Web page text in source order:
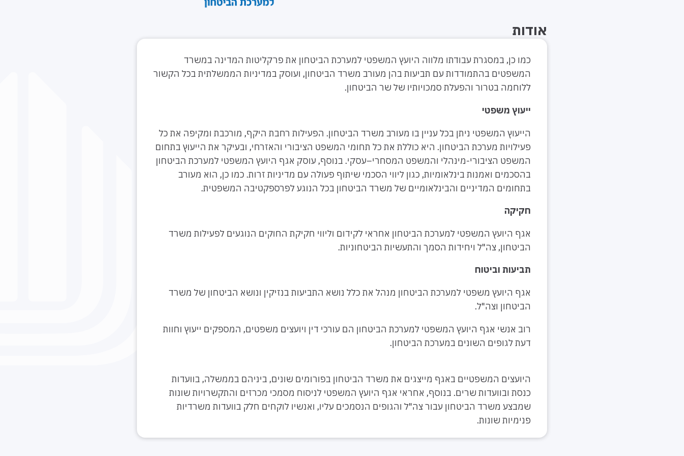
אודות
כמו כן, במסגרת עבודתו מלווה היועץ המשפטי למערכת הביטחון את פרקליטות המדינה במשרד
המשפטים בהתמודדות עם תביעות בהן מעורב משרד הביטחון, ועוסק במדיניות הממשלתית בכל הקשור
ללוחמה בטרור והפעלת סמכויותיו של שר הביטחון.
ייעוץ משפטי
הייעוץ המשפטי ניתן בכל עניין בו מעורב משרד הביטחון. הפעילות רחבת היקף, מורכבת ומקיפה את כל
פעילויות מערכת הביטחון. היא כוללת את כל תחומי המשפט הציבורי והאזרחי, ובעיקר את הייעוץ בתחום
המשפט הציבורי-מינהלי והמשפט המסחרי–עסקי. בנוסף, עוסק אגף היועץ המשפטי למערכת הביטחון
בהסכמים ואמנות בינלאומיות, כגון ליווי הסכמי שיתוף פעולה עם מדיניות זרות. כמו כן, הוא מעורב
בתחומים המדיניים והבינלאומיים של משרד הביטחון בכל הנוגע לפרספקטיבה המשפטית.
חקיקה
אגף היועץ המשפטי למערכת הביטחון אחראי לקידום וליווי חקיקת החוקים הנוגעים לפעילות משרד
הביטחון, צה"ל ויחידות הסמך והתעשיות הביטחוניות.
תביעות וביטוח
אגף היועץ משפטי למערכת הביטחון מנהל את כלל נושא התביעות בנזיקין ונושא הביטחון של משרד
הביטחון וצה"ל.
רוב אנשי אגף היועץ המשפטי למערכת הביטחון הם עורכי דין ויועצים משפטים, המספקים ייעוץ וחוות
דעת לגופים השונים במערכת הביטחון.
היועצים המשפטיים באגף מייצגים את משרד הביטחון בפורומים שונים, ביניהם בממשלה, בוועדות
כנסת ובוועדות שרים. בנוסף, אחראי אגף היועץ המשפטי לניסוח מסמכי מכרזים והתקשרויות שונות
שמבצע משרד הביטחון עבור צה"ל והגופים הנסמכים עליו, ואנשיו לוקחים חלק בוועדות משרדיות
פנימיות שונות.​